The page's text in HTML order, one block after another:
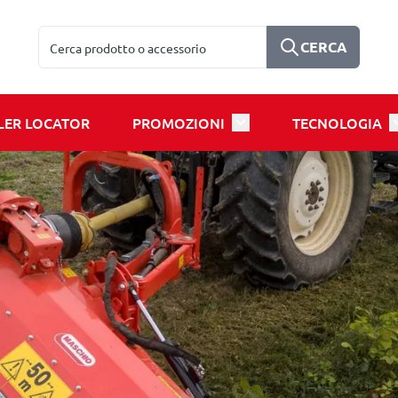
CERCA
for Products
LOCATOR PROMOZIONI Toggle submenu for
TECNOLOGIA